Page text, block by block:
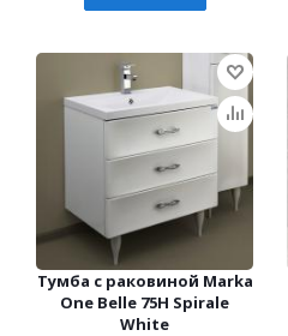
Тумба с раковиной Marka
One Belle 75Н Spirale
White